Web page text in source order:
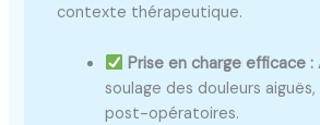
contexte thérapeutique.
Prise en charge efficace :
soulage des douleurs
post-opératoires.